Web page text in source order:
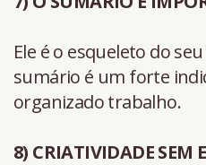
Ele é o esqueleto do
sumário é um forte
organizado trabalho.
8) CRIATIVIDADE SEM